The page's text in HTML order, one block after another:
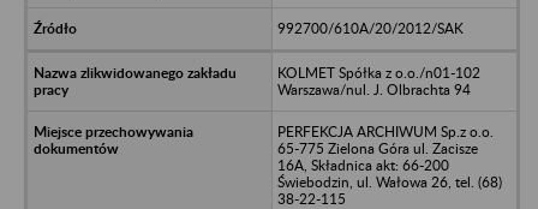
992700/610A/20/2012/SAK
KOLMET Spółka z o.o./n01-102
Warszawa/nul. J. Olbrachta 94
PERFEKCJA ARCHIWUM Sp.z o.o.
65-775 Zielona Góra ul. Zacisze
16A, Składnica akt: 66-200
Świebodzin, ul. Wałowa 26, tel. (68)
38-22-115